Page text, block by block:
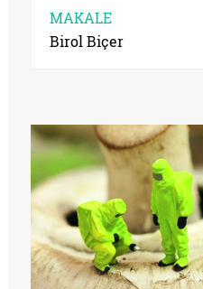
MAKALE
Birol Biçer